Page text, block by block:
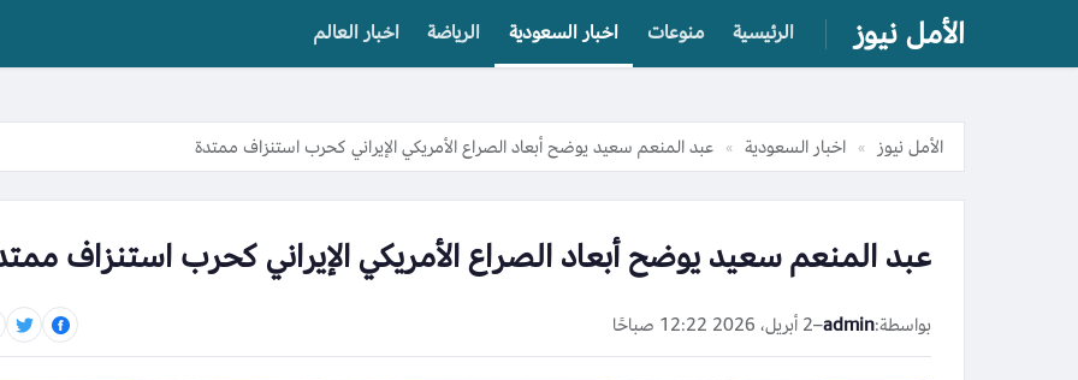
الأمل نيوز الرئيسية منوعات اخبار السعودية الرياضة اخبار العالم
الأمل نيوز » اخبار السعودية » عبد المنعم سعيد يوضح أبعاد الصراع الأمريكي الإيراني كحرب استنزاف ممتدة
عبد المنعم سعيد يوضح أبعاد الصراع الأمريكي الإيراني كحرب استنزاف
بواسطة:admin
–2 أبريل، 2026 12:22 صباحًا